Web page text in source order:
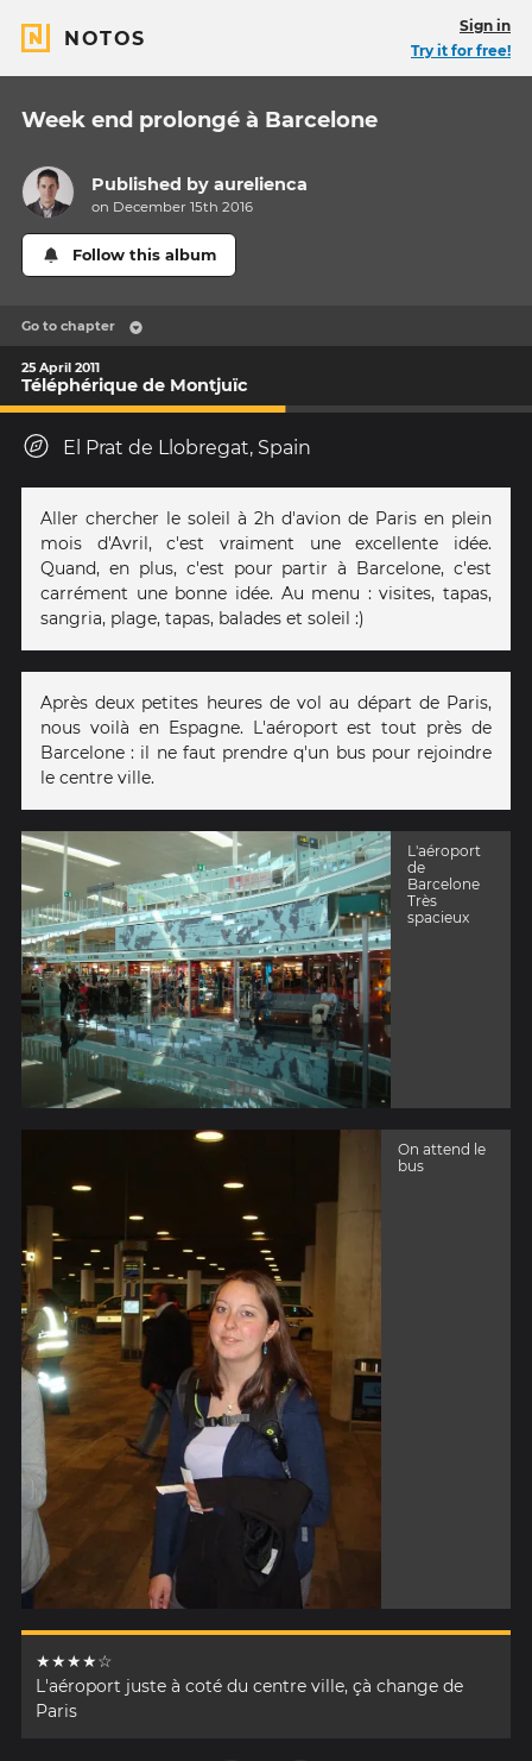
NOTOS
Sign in
Try it for free!
Week end prolongé à Barcelone
Published byaurelienca
on December 15th 2016
Follow this album
Go to chapter
25 April 2011
Téléphérique de Montjuïc
El Prat de Llobregat, Spain
Aller chercher le soleil à 2h d'avion de Paris en plein
mois d'Avril, c'est vraiment une excellente idée.
Quand, en plus, c'est pour partir à Barcelone, c'est
carrément une bonne idée. Au menu : visites, tapas,
sangria, plage, tapas, balades et soleil :)
Après deux petites heures de vol au départ de Paris,
nous voilà en Espagne. L'aéroport est tout près de
Barcelone : il ne faut prendre q'un bus pour rejoindre
le centre ville.
L'aéroport
de
Barcelone
Très
spacieux
On attend le
bus
★★★★☆
L'aéroport juste à coté du centre ville, çà change de
Paris